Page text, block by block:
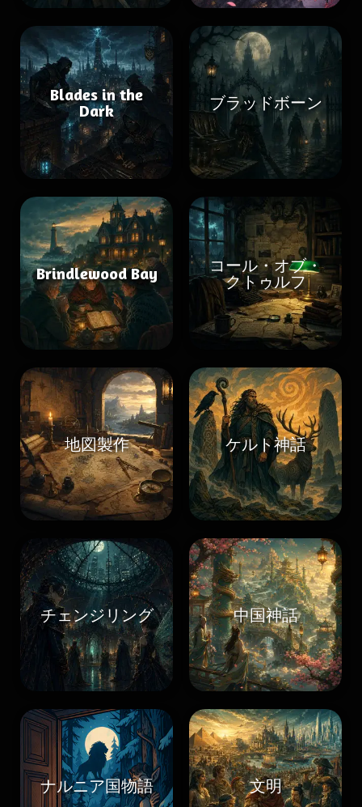
Blades in the
Dark
ブラッドボーン
Brindlewood Bay
コール・オブ・
クトゥルフ
地図製作 ケルト神話
チェンジリング 中国神話
ナルニア国物語 文明